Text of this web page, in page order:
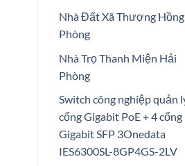
Nhà Đất Xã Thượng
Phòng
Nhà Trọ Thanh Miện Hải
Phòng
Switch công nghiệp quản
cổng Gigabit PoE + 4 cổng
Gigabit SFP 3Onedata
IES6300SL-8GP4GS-2LV